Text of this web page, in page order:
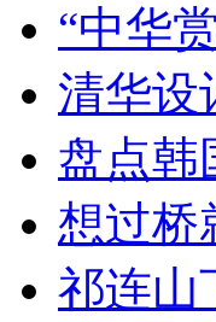
“中华
清华设
盘点韩
想过桥
祁连山